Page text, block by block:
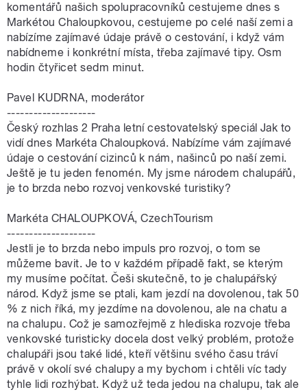
komentářů našich spolupracovníků cestujeme dnes s
Markétou Chaloupkovou, cestujeme po celé naší zemi a
nabízíme zajímavé údaje právě o cestování, i když vám
nabídneme i konkrétní místa, třeba zajímavé tipy. Osm
hodin čtyřicet sedm minut.
Pavel KUDRNA, moderátor
--------------------
Český rozhlas 2 Praha letní cestovatelský speciál Jak to
vidí dnes Markéta Chaloupková. Nabízíme vám zajímavé
údaje o cestování cizinců k nám, našinců po naší zemi.
Ještě je tu jeden fenomén. My jsme národem chalupářů,
je to brzda nebo rozvoj venkovské turistiky?
Markéta CHALOUPKOVÁ, CzechTourism
--------------------
Jestli je to brzda nebo impuls pro rozvoj, o tom se
můžeme bavit. Je to v každém případě fakt, se kterým
my musíme počítat. Češi skutečně, to je chalupářský
národ. Když jsme se ptali, kam jezdí na dovolenou, tak 50
% z nich říká, my jezdíme na dovolenou, ale na chatu a
na chalupu. Což je samozřejmě z hlediska rozvoje třeba
venkovské turisticky docela dost velký problém, protože
chalupáři jsou také lidé, kteří většinu svého času tráví
právě v okolí své chalupy a my bychom i chtěli víc tady
tyhle lidi rozhýbat. Když už teda jedou na chalupu, tak ale